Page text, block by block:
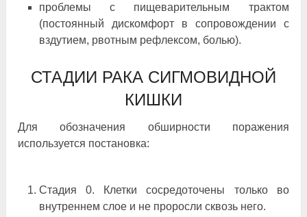
проблемы с пищеварительным трактом
(постоянный дискомфорт в сопровождении с
вздутием, рвотным рефлексом, болью).
СТАДИИ РАКА СИГМОВИДНОЙ
КИШКИ
Для обозначения обширности поражения
используется постановка:
Стадия 0. Клетки сосредоточены только во
внутреннем слое и не проросли сквозь него.